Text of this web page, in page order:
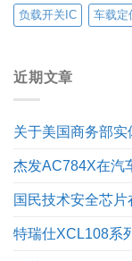
负载开关IC 车载定
近期文章
关于美国商务部
杰发AC784X在汽
国民技术安全芯
特瑞仕XCL108系